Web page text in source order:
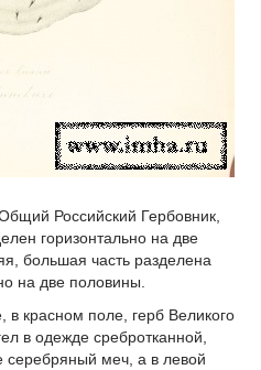
Российский Гербовник,
горизонтально на две
большая часть разделена
на две половины.
в красном поле, герб Великого
в одежде сребротканной,
серебряный меч, а в левой